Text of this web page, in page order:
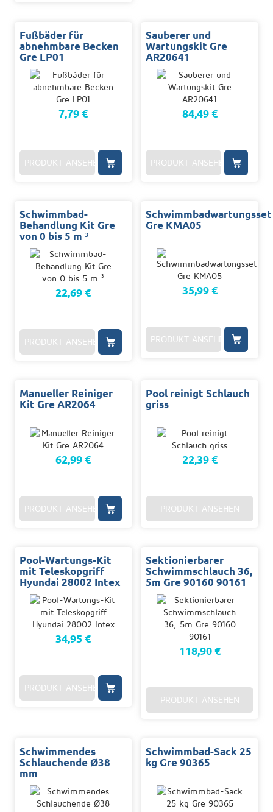
Fußbäder für
abnehmbare Becken
Gre LP01
7,79 €
PRODUKT ANSEHEN
Sauberer und
Wartungskit Gre
AR20641
84,49 €
PRODUKT ANSEHEN
Schwimmbad-
Behandlung Kit Gre
von 0 bis 5 m ³
22,69 €
PRODUKT ANSEHEN
Schwimmbadwartungsset
Gre KMA05
35,99 €
PRODUKT ANSEHEN
Manueller Reiniger
Kit Gre AR2064
62,99 €
PRODUKT ANSEHEN
Pool reinigt Schlauch
griss
22,39 €
PRODUKT ANSEHEN
Pool-Wartungs-Kit
mit Teleskopgriff
Hyundai 28002 Intex
34,95 €
PRODUKT ANSEHEN
Sektionierbarer
Schwimmschlauch 36,
5m Gre 90160 90161
118,90 €
PRODUKT ANSEHEN
Schwimmendes
Schlauchende Ø38
mm
Schwimmbad-Sack 25
kg Gre 90365